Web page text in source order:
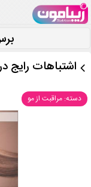
اشتباهات رایج
دسته: مراقبت از مو